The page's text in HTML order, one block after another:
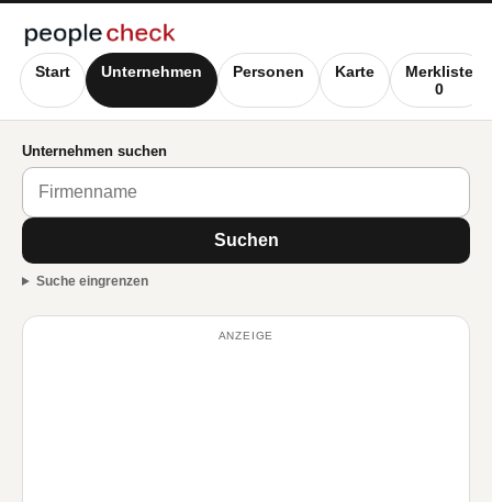
Start Unternehmen Personen Karte
Merkliste
0
Unternehmen suchen
Suchen
Suche eingrenzen
ANZEIGE